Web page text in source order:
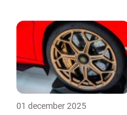
01 december 2025